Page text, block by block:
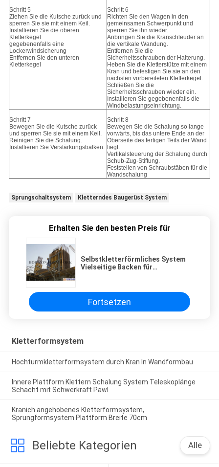
Schritt 5
Ziehen Sie die Kutsche zurück und
sperren Sie sie mit einem Keil.
Installieren Sie die oberen
Kletterkegel
gegebenenfalls eine
Lockerwindsicherung
Entfernen Sie den unteren
Kletterkegel
Schritt 6
Richten Sie den Wagen in den
gemeinsamen Schwerpunkt und
sperren Sie ihn wieder.
Anbringen Sie die Kranschleuder an
die vertikale Wandung.
Entfernen Sie die
Sicherheitsschrauben der Halterung.
Heben Sie die Kletterstütze mit einem
Kran und befestigen Sie sie an den
nächsten vorbereiteten Kletterkegel.
Schließen Sie die
Sicherheitsschrauben wieder ein.
Installieren Sie gegebenenfalls die
Windbelastungseinrichtung.
Schritt 7
Bewegen Sie die Kutsche zurück
und sperren Sie sie mit einem Keil.
Reinigen Sie die Schalung.
Installieren Sie Verstärkungsbalken.
Schritt 8
Bewegen Sie die Schalung so lange
vorwärts, bis das untere Ende an der
Oberseite des fertigen Teils der Wand
liegt.
Vertikalsteuerung der Schalung durch
Schub-Zug-Stiftung.
Feststellen von Schraubstäben für die
Wandschalung
Sprungschaltsystem Kletterndes Baugerüst System
Erhalten Sie den besten Preis für
Selbstkletterförmliches System
Vielseitige Backen für
Fortsetzen
Kletterformsystem
Hochturmkletterformsystem durch Kran In Wandformbau
Innere Plattform Klettern Schalung System Teleskoplänge
Schacht mit Schwerkraft Pawl
Kranich angehobenes Kletterformsystem,
Sprungformsystem Plattform Breite 70cm
Beliebte Kategorien Alle